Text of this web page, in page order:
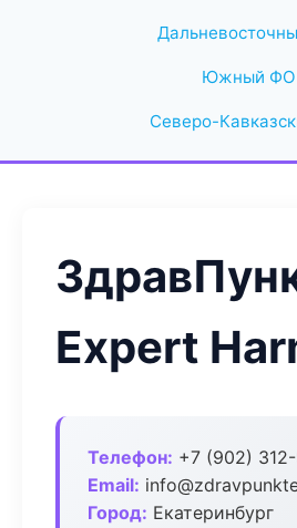
Южный ФО
Северо-
Expert
Телефон: +7 (902)
Email:
Город: Екатеринбург